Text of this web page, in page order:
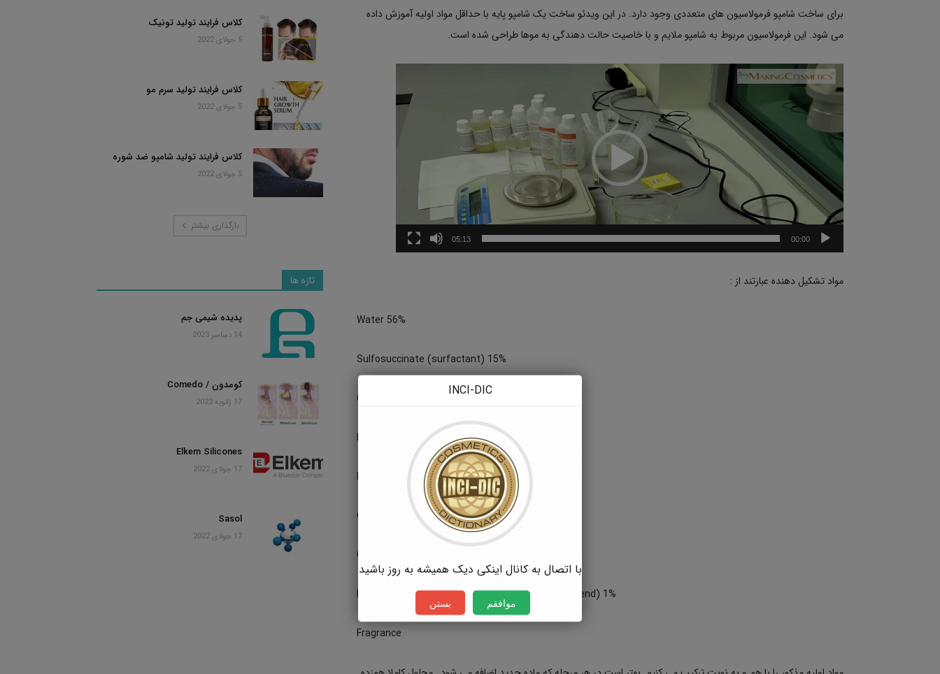
برای ساخت شامپو فرمولاسیون های متعددی وجود دارد. در این ویدئو ساخت یک شامپو پایه با حداقل مواد اولیه آموزش داده
می شود. این فرمولاسیون مربوط به شامپو ملایم و با خاصیت حالت دهندگی به موها طراحی شده است.
نمایشگر
ویدیو
00:00
05:13
مواد تشکیل دهنده عبارتند از :
Water 56%
Sulfosuccinate (surfactant) 15%
Coco Betaine (surfactant) 15%
Polyglucose (surfactant) 5%
PEG 7-Glyceryl Cocoate (emollient) 2%
Quaternium-31 (detangler) 4%
Glucose-T (thickener) 2%
Phenoxyethanol/Sorbic Acid (mild preservative blend) 1%
Fragrance
کلاس فرایند تولید تونیک
5 جولای 2022
کلاس فرایند تولید سرم مو
5 جولای 2022
کلاس فرایند تولید شامپو ضد شوره
5 جولای 2022
بارگذاری بیشتر
تازه ها
پدیده شیمی جم
14 دسامبر 2023
کومدون / Comedo
17 ژانویه 2023
Elkem Silicones
17 جولای 2022
Sasol
17 جولای 2022
INCI-DIC
با اتصال به کانال اینکی دیک همیشه به روز باشید
موافقم بستن